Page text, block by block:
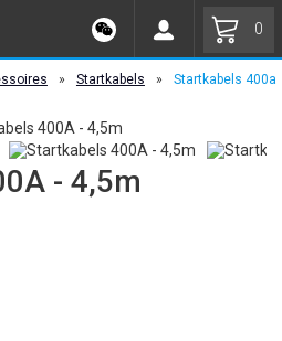
0
» Startkabels »
Startkabels 400a
- 4,5m